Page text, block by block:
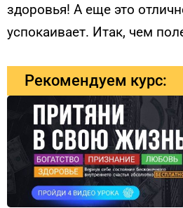
здоровья! А еще это
успокаивает. Итак, чем
Рекомендуем курс: